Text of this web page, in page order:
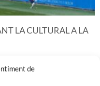
de
LA CULTURAL A LA